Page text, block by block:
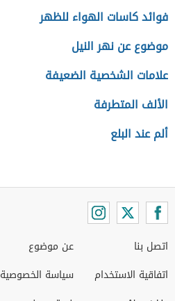
فوائد كاسات الهواء للظهر
موضوع عن نهر النيل
علامات الشخصية الضعيفة
الألف المتطرفة
ألم عند البلع
اتصل بنا
اتفاقية الاستخدام
عن موضوع
سياسة الخصوصية